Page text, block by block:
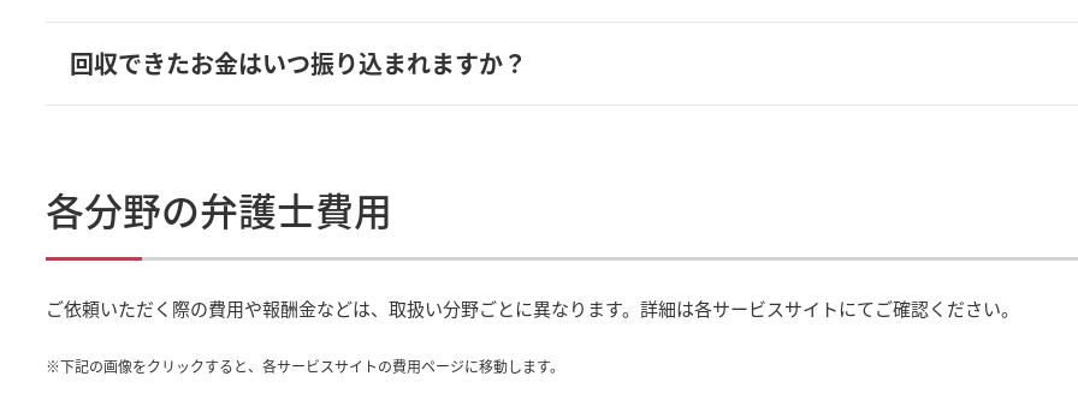
回収できたお金はいつ振り込まれますか？
各分野の弁護士費用
ご依頼いただく際の費用や報酬金などは、取扱い分野ごとに異なります。詳細は各サービスサイトにてご確認ください。
※下記の画像をクリックすると、各サービスサイトの費用ページに移動します。